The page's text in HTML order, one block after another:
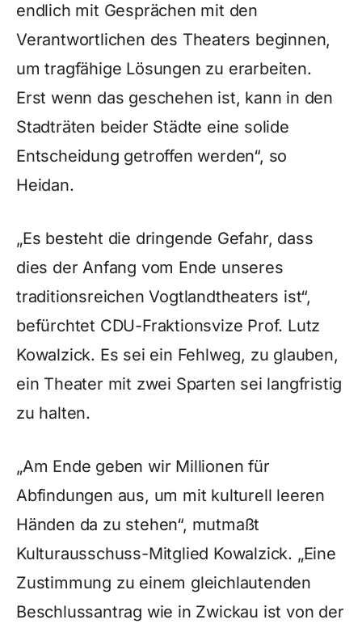
endlich mit Gesprächen mit den
Verantwortlichen des Theaters beginnen,
um tragfähige Lösungen zu erarbeiten.
Erst wenn das geschehen ist, kann in den
Stadträten beider Städte eine solide
Entscheidung getroffen werden“, so
Heidan.
„Es besteht die dringende Gefahr, dass
dies der Anfang vom Ende unseres
traditionsreichen Vogtlandtheaters ist“,
befürchtet CDU-Fraktionsvize Prof. Lutz
Kowalzick. Es sei ein Fehlweg, zu glauben,
ein Theater mit zwei Sparten sei langfristig
zu halten.
„Am Ende geben wir Millionen für
Abfindungen aus, um mit kulturell leeren
Händen da zu stehen“, mutmaßt
Kulturausschuss-Mitglied Kowalzick. „Eine
Zustimmung zu einem gleichlautenden
Beschlussantrag wie in Zwickau ist von der